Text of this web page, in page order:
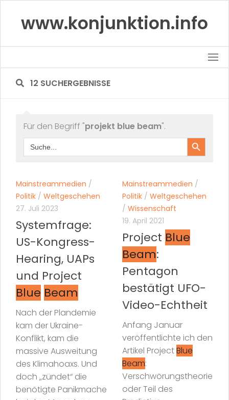
contentwww.konjunktion.info
12 SUCHERGEBNISSE
Für den Begriff "projekt blue beam".
Search
for:
Search Button
Mainstreammedien /
Politik / Weltgeschehen
27. Juli 2023
Systemfrage:
US-Kongress-
Hearing, UAPs
und Project
Blue Beam
Nach der Plandemie
kam der Ukraine-
Konflikt, kam die
massive Ausweitung
des Klimahoaxs. Und
doch „zündet“ die
benötigte Panikmache
Mainstreammedien /
Politik / Weltgeschehen
/ Wissenschaft
19. April 2021
Project Blue
Beam:
Pentagon
bestätigt UFO-
Video-Echtheit
Anfang Januar
veröffentlichte ich den
Artikel ProjectBlue
Beam:
Verschwörungstheorie
oder Teil des